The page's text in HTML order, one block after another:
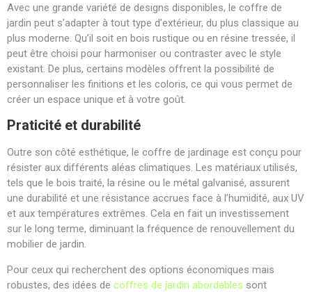
Avec une grande variété de designs disponibles, le coffre de
jardin peut s’adapter à tout type d’extérieur, du plus classique au
plus moderne. Qu’il soit en bois rustique ou en résine tressée, il
peut être choisi pour harmoniser ou contraster avec le style
existant. De plus, certains modèles offrent la possibilité de
personnaliser les finitions et les coloris, ce qui vous permet de
créer un espace unique et à votre goût.
Praticité et durabilité
Outre son côté esthétique, le coffre de jardinage est conçu pour
résister aux différents aléas climatiques. Les matériaux utilisés,
tels que le bois traité, la résine ou le métal galvanisé, assurent
une durabilité et une résistance accrues face à l’humidité, aux UV
et aux températures extrêmes. Cela en fait un investissement
sur le long terme, diminuant la fréquence de renouvellement du
mobilier de jardin.
Pour ceux qui recherchent des options économiques mais
robustes, des idées de coffres de jardin abordables sont